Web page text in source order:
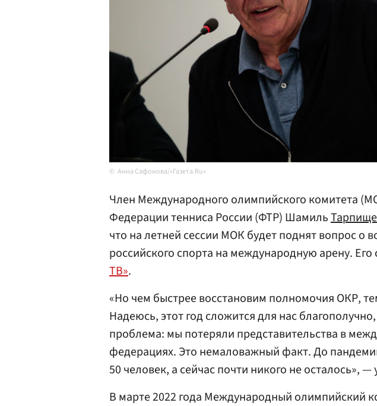
Анна Сафонова/«Газета.Ru»
Член Международного олимпийского комитета
Федерации тенниса России (ФТР) Шамиль
что на летней сессии МОК будет поднят вопрос о
российского спорта на международную арену.
ТВ».
«Но чем быстрее восстановим полномочия ОКР,
Надеюсь, этот год сложится для нас
проблема: мы потеряли представительства в
федерациях. Это немаловажный факт. До
50 человек, а сейчас почти никого не осталось», —
В марте 2022 года Международный олимпийский